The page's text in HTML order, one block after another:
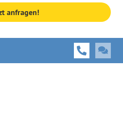
anfragen!